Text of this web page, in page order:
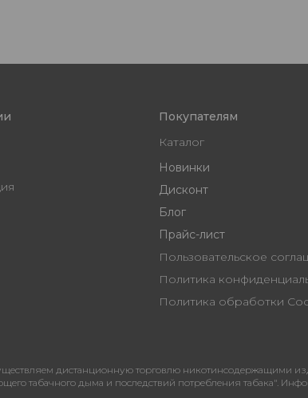
Покупателям
Каталог
Новинки
Дисконт
Блог
Прайс-лист
Политика
Политика обработки
дистанционную торговлю никотинсодержащими
табачного дыма и последствий потребления табака".